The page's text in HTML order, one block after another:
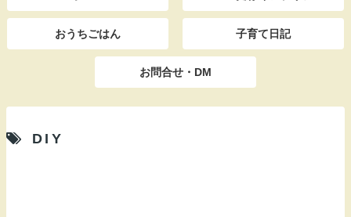
おうちごはん 子育て日記
お問合せ・DM
DIY